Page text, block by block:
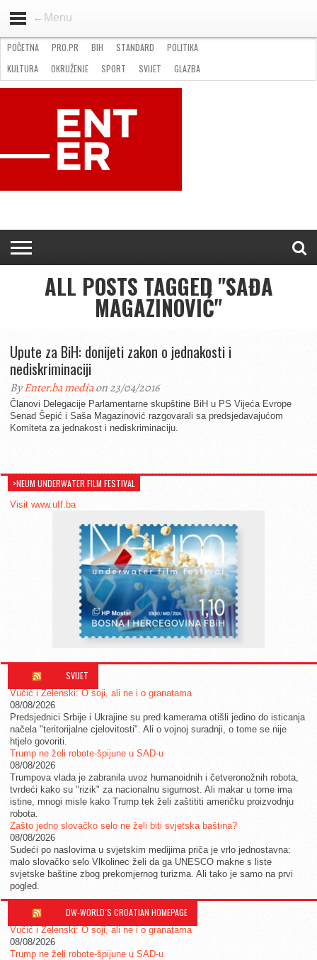
←Menu
STANDARD
GOSPODARSTVO
OKRUŽENJE
POČETNA PRO.PR BIH STANDARD
POLITIKA
KULTURA
OKRUŽENJE SPORT SVIJET
GLAZBA
NATJEČAJI
FILMING LOCATION IN BH KONTAKT
ALL POSTS TAGGED "SAĐA
MAGAZINOVIĆ"
Upute za BiH: donijeti zakon o jednakosti i
nediskriminaciji
ByEnter.ba mediaon 23/04/2016
Članovi Delegacije Parlamentarne skupštine BiH u PS Vijeća Evrope
Senad Šepić i Saša Magazinović razgovarali sa predsjedavajućom
Komiteta za jednakost i nediskriminaciju.
>NEUM UNDERWATER FILM FESTIVAL
Visit www.uff.ba
SVIJET
Vučić i Zelenski: O soji, ali ne i o granatama
08/08/2026
Predsjednici Srbije i Ukrajine su pred kamerama otišli jedino do isticanja
načela "teritorijalne cjelovitosti". Ali o vojnoj suradnji, o tome se nije
htjelo govoriti.
Trump ne želi robote-špijune u SAD-u
08/08/2026
Trumpova vlada je zabranila uvoz humanoidnih i četveronožnih robota,
tvrdeći kako su "rizik" za nacionalnu sigurnost. Ali makar u tome ima
istine, mnogi misle kako Trump tek želi zaštititi američku proizvodnju
robota.
Zašto jedno slovačko selo ne želi biti svjetska baština?
08/08/2026
Sudeći po naslovima u svjetskim medijima priča je vrlo jednostavna:
malo slovačko selo Vlkolinec želi da ga UNESCO makne s liste
svjetske baštine zbog prekomjernog turizma. Ali tako je samo na prvi
pogled.
DW-WORLD´S CROATIAN HOMEPAGE
Vučić i Zelenski: O soji, ali ne i o granatama
08/08/2026
Trump ne želi robote-špijune u SAD-u